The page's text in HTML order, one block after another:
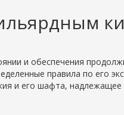
и обеспечения
правила по его
и его шафта, надлежащее